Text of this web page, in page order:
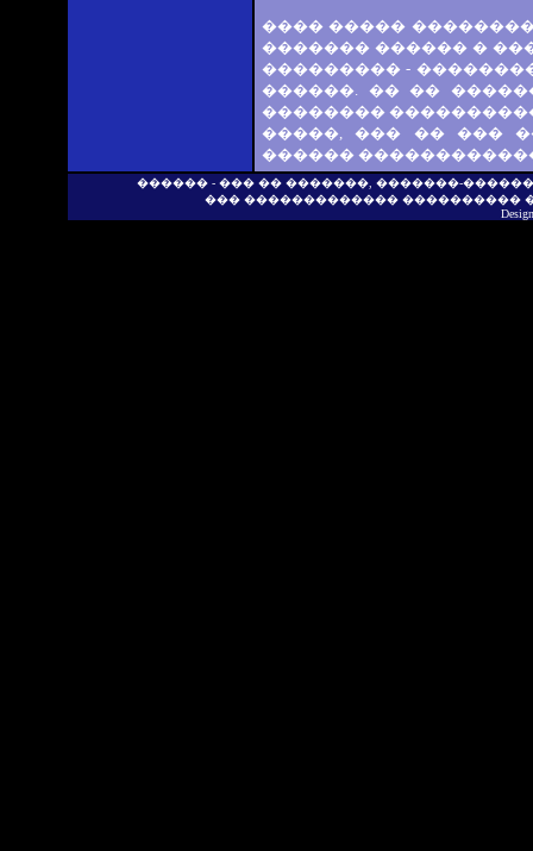
���� �����
������� ������ �
��������� -
������. �� ��
��������
�����, ��� �� ���
������
������ - ��� �� �������, �������-
��� ������������� ����������